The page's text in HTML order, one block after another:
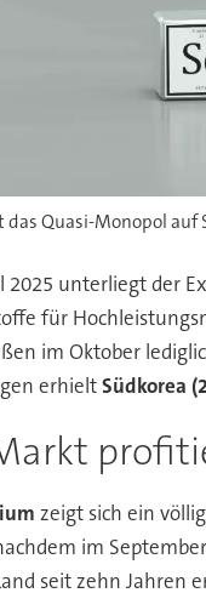
das Quasi-Monopol
2025 unterliegt der
für
im Oktober
erhieltSüdkorea
zeigt sich ein
im
seit zehn Jahren